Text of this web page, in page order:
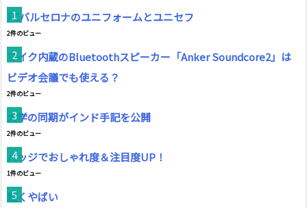
FCバルセロナのユニフォームとユニセフ
2件のビュー
マイク内蔵のBluetoothスピーカー「Anker Soundcore2」は
ビデオ会議でも使える？
2件のビュー
大学の同期がインド手記を公開
2件のビュー
バッジでおしゃれ度＆注目度UP！
1件のビュー
軽くやばい